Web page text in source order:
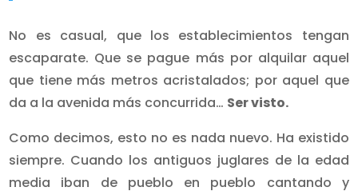
No es casual, que los establecimientos tengan
escaparate. Que se pague más por alquilar aquel
que tiene más metros acristalados; por aquel que
da a la avenida más concurrida… Ser visto.
Como decimos, esto no es nada nuevo. Ha existido
siempre. Cuando los antiguos juglares de la edad
media iban de pueblo en pueblo cantando y